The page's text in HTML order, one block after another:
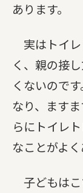
あります。
実はトイレ
く、親の接
くないので
なり、ます
らにトイレ
なことがよく
子どもはこ